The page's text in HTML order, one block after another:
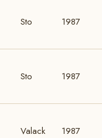
Sto 1987
Sto 1987
Valack 1987